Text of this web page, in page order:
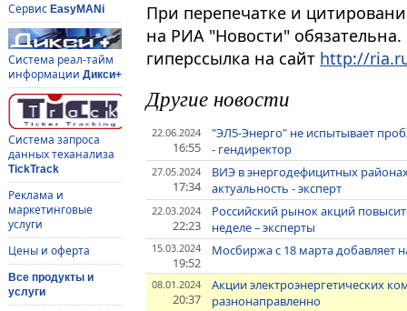
Сервис EasyMANi
Система реал-тайм
информации Дикси+
Система запроса
данных теханализа
TickTrack
Реклама и
маркетинговые
услуги
Цены и оферта
Все продукты и
услуги
При перепечатке и
на РИА "Новости"
гиперссылка на сайт http://
Другие новости
22.06.2024
16:55
"ЭЛ5-Энерго" не испытывает
- гендиректор
27.05.2024
17:34
ВИЭ в энергодефицитных
актуальность - эксперт
22.03.2024
22:23
Российский рынок акций
неделе – эксперты
15.03.2024
19:52
Мосбиржа с 18 марта добавляет
08.01.2024
20:37
Акции электроэнергетических
разнонаправленно